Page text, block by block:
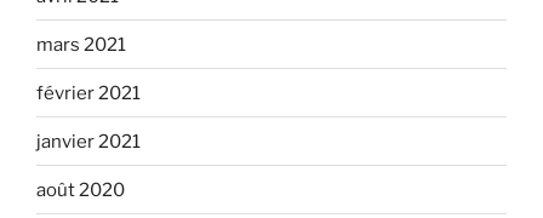
mars 2021
février 2021
janvier 2021
août 2020